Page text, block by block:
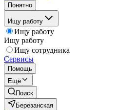
Понятно
Ищу работу
Ищу работу
Ищу работу
Ищу сотрудника
Сервисы
Помощь
Ещё
Поиск
Березанская